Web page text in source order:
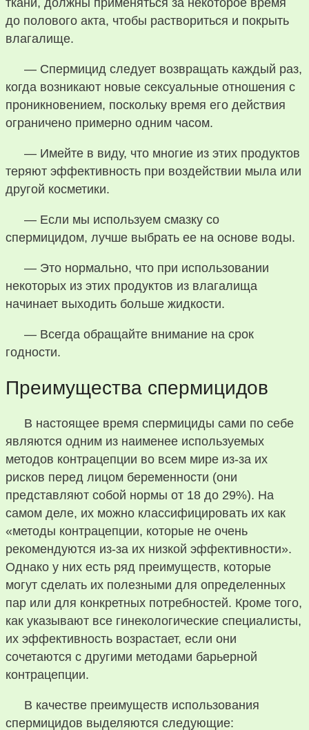
ткани, должны применяться за некоторое время
до полового акта, чтобы раствориться и покрыть
влагалище.
— Спермицид следует возвращать каждый раз,
когда возникают новые сексуальные отношения с
проникновением, поскольку время его действия
ограничено примерно одним часом.
— Имейте в виду, что многие из этих продуктов
теряют эффективность при воздействии мыла или
другой косметики.
— Если мы используем смазку со
спермицидом, лучше выбрать ее на основе воды.
— Это нормально, что при использовании
некоторых из этих продуктов из влагалища
начинает выходить больше жидкости.
— Всегда обращайте внимание на срок
годности.
Преимущества спермицидов
В настоящее время спермициды сами по себе
являются одним из наименее используемых
методов контрацепции во всем мире из-за их
рисков перед лицом беременности (они
представляют собой нормы от 18 до 29%). На
самом деле, их можно классифицировать их как
«методы контрацепции, которые не очень
рекомендуются из-за их низкой эффективности».
Однако у них есть ряд преимуществ, которые
могут сделать их полезными для определенных
пар или для конкретных потребностей. Кроме того,
как указывают все гинекологические специалисты,
их эффективность возрастает, если они
сочетаются с другими методами барьерной
контрацепции.
В качестве преимуществ использования
спермицидов выделяются следующие: